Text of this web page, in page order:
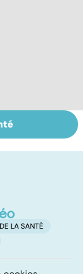
:
choisir
LA SANTÉ